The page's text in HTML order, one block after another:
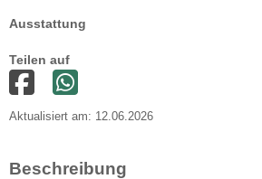
Ausstattung
Teilen auf
Aktualisiert am: 12.06.2026
Beschreibung